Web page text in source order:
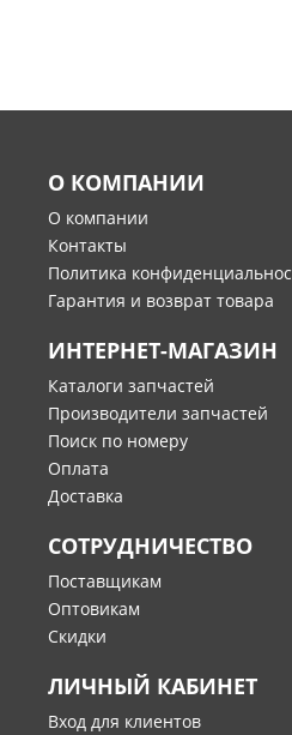
О КОМПАНИИ
О компании
Контакты
Политика
Гарантия и возврат товара
ИНТЕРНЕТ-МАГАЗИН
Каталоги запчастей
Производители запчастей
Поиск по номеру
Оплата
Доставка
СОТРУДНИЧЕСТВО
Поставщикам
Оптовикам
Скидки
ЛИЧНЫЙ КАБИНЕТ
Вход для клиентов